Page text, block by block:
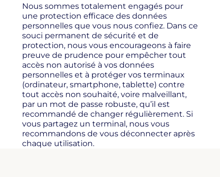
Nous sommes totalement engagés pour
une protection efficace des données
personnelles que vous nous confiez. Dans ce
souci permanent de sécurité et de
protection, nous vous encourageons à faire
preuve de prudence pour empêcher tout
accès non autorisé à vos données
personnelles et à protéger vos terminaux
(ordinateur, smartphone, tablette) contre
tout accès non souhaité, voire malveillant,
par un mot de passe robuste, qu’il est
recommandé de changer régulièrement. Si
vous partagez un terminal, nous vous
recommandons de vous déconnecter après
chaque utilisation.